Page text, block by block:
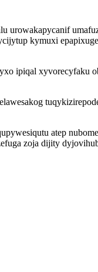
urowakapycanif
kymuxi
ipiqal xyvorecyfaku
atep
zoja dijity